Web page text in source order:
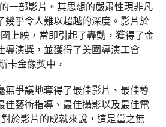
一部影片。其思想的嚴肅性現非凡
幾乎令人難以超越的深度。影片於
上映，當即引起了轟動，獲得了金
導演獎，並獲得了美國導演工會
卡金像獎中，
無爭議地奪得了最佳影片、最佳導
佳藝術指導、最佳攝影以及最佳電
於影片的成就來說，這是當之無